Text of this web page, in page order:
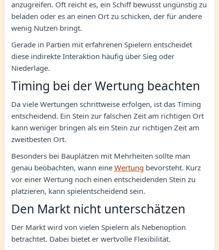
anzugreifen. Oft reicht es, ein Schiff bewusst ungünstig zu
beladen oder es an einen Ort zu schicken, der für andere
wenig Nutzen bringt.
Gerade in Partien mit erfahrenen Spielern entscheidet
diese indirekte Interaktion häufig über Sieg oder
Niederlage.
Timing bei der Wertung beachten
Da viele Wertungen schrittweise erfolgen, ist das Timing
entscheidend. Ein Stein zur falschen Zeit am richtigen Ort
kann weniger bringen als ein Stein zur richtigen Zeit am
zweitbesten Ort.
Besonders bei Bauplätzen mit Mehrheiten sollte man
genau beobachten, wann eine Wertung bevorsteht. Kurz
vor einer Wertung noch einen entscheidenden Stein zu
platzieren, kann spielentscheidend sein.
Den Markt nicht unterschätzen
Der Markt wird von vielen Spielern als Nebenoption
betrachtet. Dabei bietet er wertvolle Flexibilität.